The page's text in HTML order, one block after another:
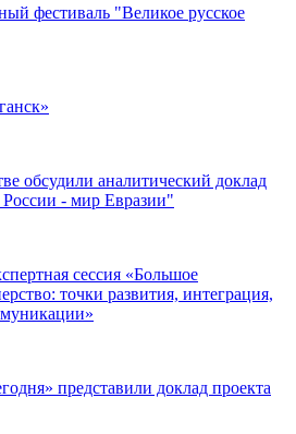
фестиваль "Великое русское
обсудили аналитический доклад
- мир Евразии"
сессия «Большое
точки развития, интеграция,
представили доклад проекта